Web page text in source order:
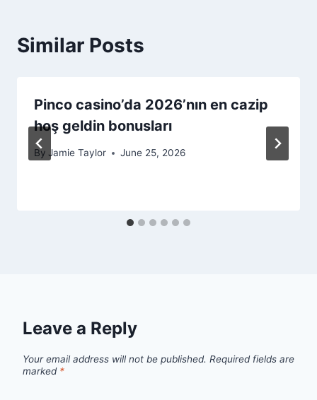
Similar Posts
Pinco casino’da 2026’nın en cazip
hoş geldin bonusları
By Jamie Taylor June 25, 2026
Leave a Reply
Your email address will not be published. Required fields are
marked *